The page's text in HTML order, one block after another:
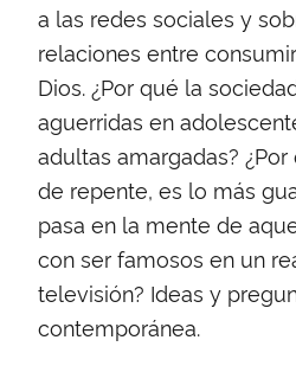
a las redes sociales y
relaciones entre
Dios. ¿Por qué la
aguerridas en
adultas amargadas? ¿Por
de repente, es lo más
pasa en la mente de
con ser famosos en un
televisión? Ideas y
contemporánea.